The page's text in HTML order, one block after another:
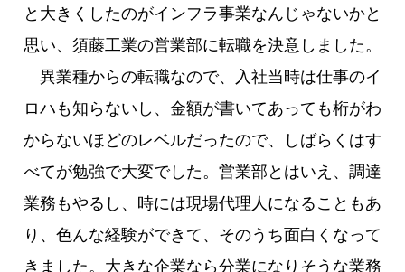
と大きくしたのがインフラ事業なんじゃないかと
思い、須藤工業の営業部に転職を決意しました。
異業種からの転職なので、入社当時は仕事のイ
ロハも知らないし、金額が書いてあっても桁がわ
からないほどのレベルだったので、しばらくはす
べてが勉強で大変でした。営業部とはいえ、調達
業務もやるし、時には現場代理人になることもあ
り、色んな経験ができて、そのうち面白くなって
きました。大きな企業なら分業になりそうな業務